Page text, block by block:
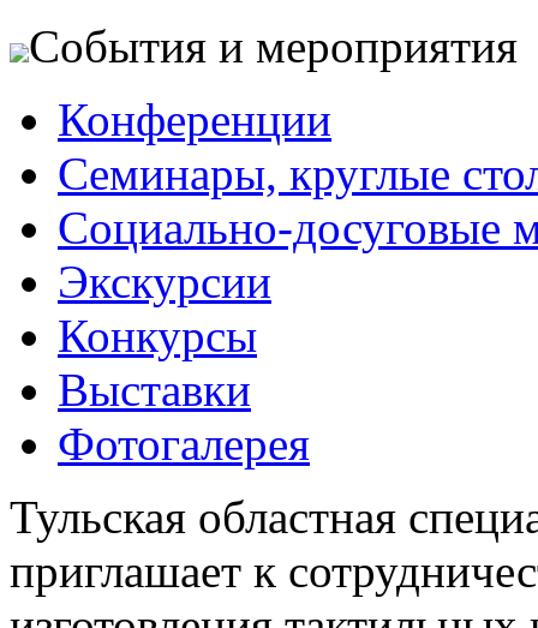
События и мероприятия
Конференции
Семинары, круглые
Социально-досуговые
Экскурсии
Конкурсы
Выставки
Фотогалерея
Тульская областная
приглашает к